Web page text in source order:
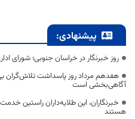
پیشنهادی:
روز خبرنگار در خراسان جنوبی؛ شورای
هفدهم مرداد روز پاسداشت تلاش‌گران
آگاهی‌بخشی است
خبرنگاران، این طلایه‌داران راستین
هستند